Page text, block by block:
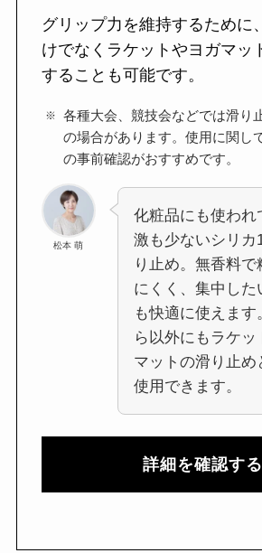
グリップ力を維持するために
けでなくラケットやヨガマッ
することも可能です。
各種大会、競技会などでは滑り
の場合があります。使用に関し
の事前確認がおすすめです。
松本 萌
化粧品にも使われ
激も少ないシリカ
り止め。無香料で
にくく、集中した
も快適に使えます
ら以外にもラケッ
マットの滑り止め
使用できます。
詳細を確認する